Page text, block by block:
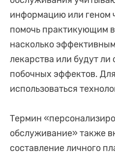
информацию или геном
помочь практикующим
насколько
лекарства или будут ли
побочных эффектов.
использоваться
Термин
обслуживание» также
составление личного